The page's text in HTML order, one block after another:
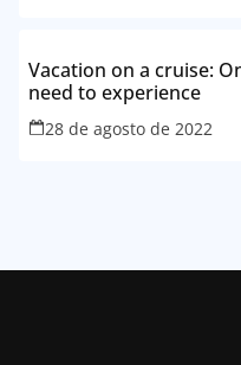
Vacation on a cruise:
need to experience
28 de agosto de 2022